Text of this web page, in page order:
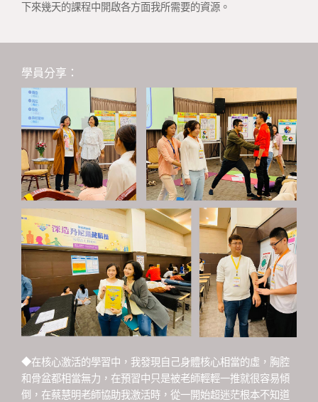
下來幾天的課程中開啟各方面我所需要的資源。
學員分享：
◆在核心激活的學習中，我發現自己身體核心相當的虛，胸腔
和骨盆都相當無力，在預習中只是被老師輕輕一推就很容易傾
倒，在蔡慧明老師協助我激活時，從一開始超迷茫根本不知道